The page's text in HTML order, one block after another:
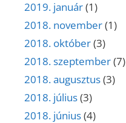
2019. január(1)
2018. november(1)
2018. október(3)
2018. szeptember(7)
2018. augusztus(3)
2018. július(3)
2018. június(4)